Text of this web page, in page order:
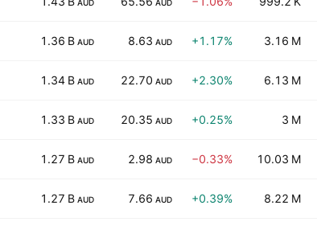
AUD AUD
1.36 B AUD 8.63 AUD +1.17% 3.16 M
1.34 B AUD 22.70 AUD +2.30% 6.13 M
1.33 B AUD 20.35 AUD +0.25% 3 M
1.27 B AUD 2.98 AUD −0.33% 10.03 M
1.27 B AUD 7.66 AUD +0.39% 8.22 M